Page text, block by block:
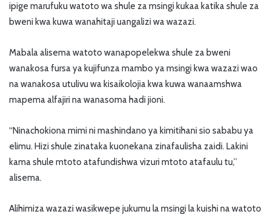
ipige marufuku watoto wa shule za msingi kukaa katika shule za
bweni kwa kuwa wanahitaji uangalizi wa wazazi.
Mabala alisema watoto wanapopelekwa shule za bweni
wanakosa fursa ya kujifunza mambo ya msingi kwa wazazi wao
na wanakosa utulivu wa kisaikolojia kwa kuwa wanaamshwa
mapema alfajiri na wanasoma hadi jioni.
“Ninachokiona mimi ni mashindano ya kimitihani sio sababu ya
elimu. Hizi shule zinataka kuonekana zinafaulisha zaidi. Lakini
kama shule mtoto atafundishwa vizuri mtoto atafaulu tu,”
alisema.
Alihimiza wazazi wasikwepe jukumu la msingi la kuishi na watoto